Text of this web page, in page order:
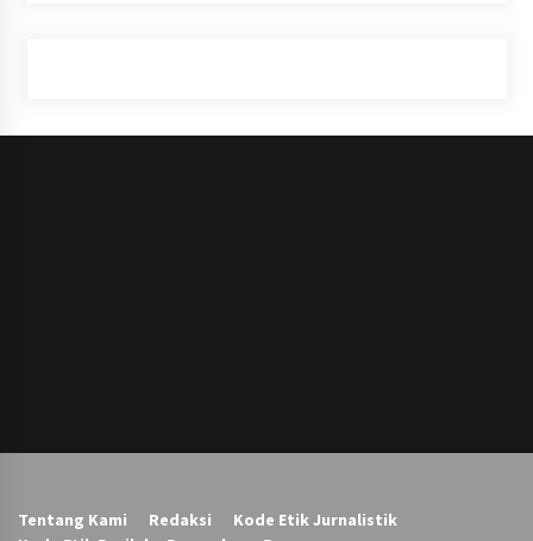
Tentang Kami Redaksi
Kode Etik Jurnalistik